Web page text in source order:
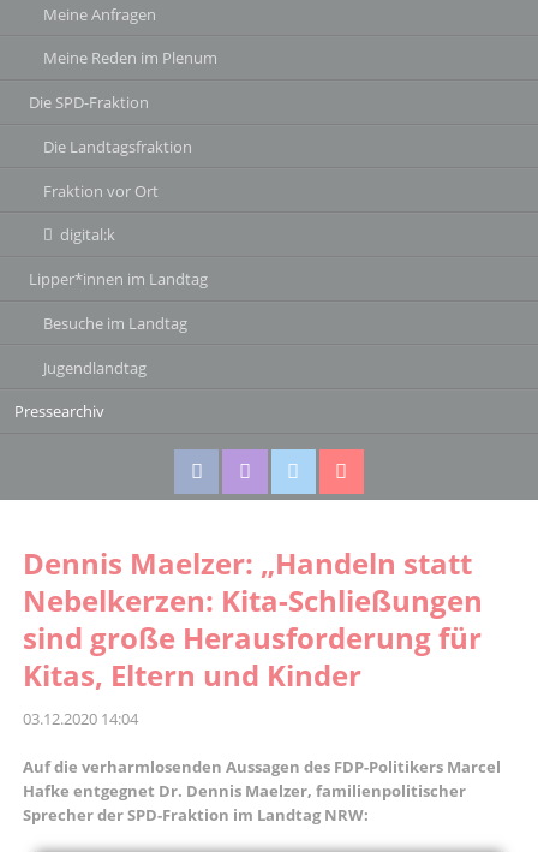
Meine Anfragen
Meine Reden im Plenum
Die SPD-Fraktion
Die Landtagsfraktion
Fraktion vor Ort
digital:k
Lipper*innen im Landtag
Besuche im Landtag
Jugendlandtag
Pressearchiv
FacebookInstagramTwitter Twitter
Dennis Maelzer: „Handeln statt
Nebelkerzen: Kita-Schließungen
sind große Herausforderung für
Kitas, Eltern und Kinder
03.12.2020 14:04
Auf die verharmlosenden Aussagen des FDP-Politikers Marcel
Hafke entgegnet Dr. Dennis Maelzer, familienpolitischer
Sprecher der SPD-Fraktion im Landtag NRW: